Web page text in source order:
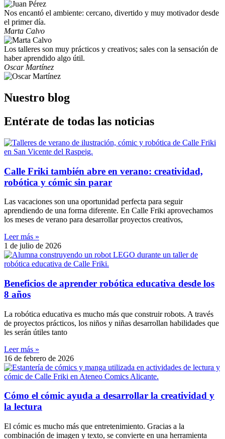
Nos encantó el ambiente: cercano, divertido y muy motivador desde
el primer día.
Marta Calvo
Los talleres son muy prácticos y creativos; sales con la sensación de
haber aprendido algo útil.
Oscar Martínez
Nuestro blog
Entérate de todas las noticias
Calle Friki también abre en verano: creatividad,
robótica y cómic sin parar
Las vacaciones son una oportunidad perfecta para seguir
aprendiendo de una forma diferente. En Calle Friki aprovechamos
los meses de verano para desarrollar proyectos creativos,
Leer más »
1 de julio de 2026
Beneficios de aprender robótica educativa desde los
8 años
La robótica educativa es mucho más que construir robots. A través
de proyectos prácticos, los niños y niñas desarrollan habilidades que
les serán útiles tanto
Leer más »
16 de febrero de 2026
Cómo el cómic ayuda a desarrollar la creatividad y
la lectura
El cómic es mucho más que entretenimiento. Gracias a la
combinación de imagen y texto, se convierte en una herramienta